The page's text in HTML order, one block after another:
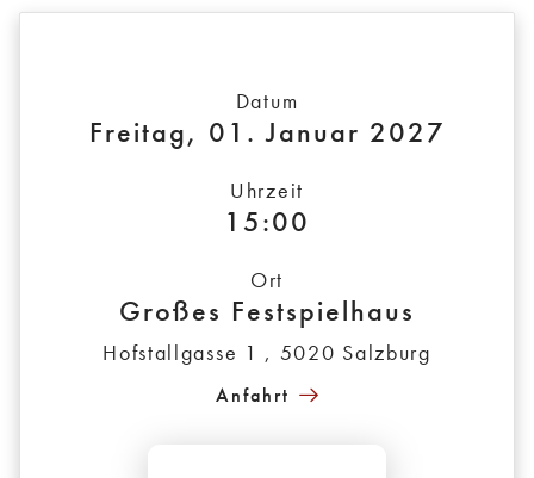
Datum
Freitag, 01. Januar 2027
Uhrzeit
15:00
Ort
Großes Festspielhaus
Hofstallgasse 1 , 5020 Salzburg
Anfahrt